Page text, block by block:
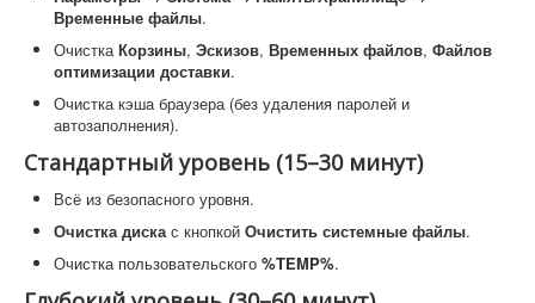
Временные файлы.
ОчисткаКорзины, Эскизов, Временных файлов, Файлов
оптимизации доставки.
Очистка кэша браузера (без удаления паролей и
автозаполнения).
Стандартный уровень (15–30 минут)
Всё из безопасного уровня.
Очистка дискас кнопкой Очистить системные файлы.
Очистка пользовательского %TEMP%.